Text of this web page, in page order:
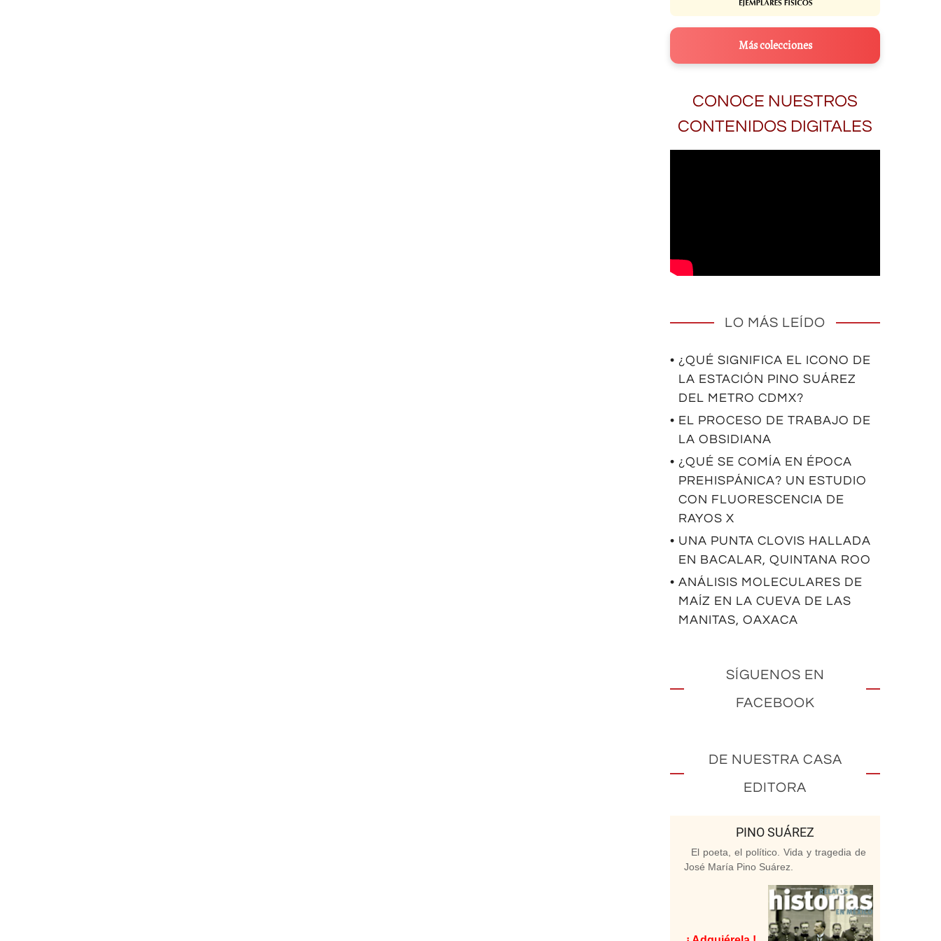
Más colecciones
CONOCE NUESTROS
CONTENIDOS DIGITALES
LO MÁS LEÍDO
• ¿QUÉ SIGNIFICA EL ICONO DE
LA ESTACIÓN PINO SUÁREZ
DEL METRO CDMX?
• EL PROCESO DE TRABAJO DE
LA OBSIDIANA
• ¿QUÉ SE COMÍA EN ÉPOCA
PREHISPÁNICA? UN ESTUDIO
CON FLUORESCENCIA DE
RAYOS X
• UNA PUNTA CLOVIS HALLADA
EN BACALAR, QUINTANA ROO
• ANÁLISIS MOLECULARES DE
MAÍZ EN LA CUEVA DE LAS
MANITAS, OAXACA
SÍGUENOS EN
FACEBOOK
DE NUESTRA CASA
EDITORA
PINO SUÁREZ
El poeta, el político. Vida y tragedia de
José María Pino Suárez.